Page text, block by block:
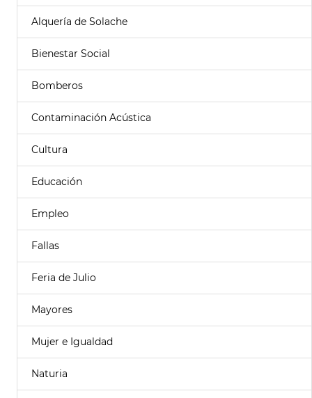
Alquería de Solache
Bienestar Social
Bomberos
Contaminación Acústica
Cultura
Educación
Empleo
Fallas
Feria de Julio
Mayores
Mujer e Igualdad
Naturia